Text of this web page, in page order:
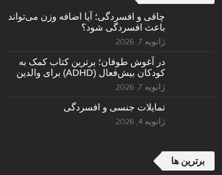
چاقی و افسردگی؛ آیا اضافه وزن می‌تواند
باعث افسردگی شود؟
ژانویه 7, 2026
در آغوش طوفان؛ برترین کتاب کمک به
کودکان بیش‌فعال (ADHD) برای والدین
ژانویه 7, 2026
تمایلات جنسی و افسردگی
ژانویه 4, 2026
برترین ها